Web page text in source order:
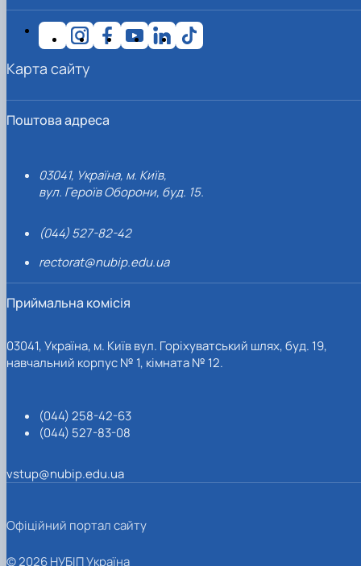
Поштова адреса
03041, Україна, м. Київ,
вул. Героїв Оборони, буд. 15.
(044) 527-82-42
rectorat@nubip.edu.ua
Приймальна комісія
03041, Україна, м. Київ вул. Горіхуватський шлях, буд. 19,
навчальний корпус № 1, кімната № 12.
(044) 258-42-63
(044) 527-83-08
vstup@nubip.edu.ua
Карта сайту
Офіційний портал сайту
© 2026 НУБІП Україна